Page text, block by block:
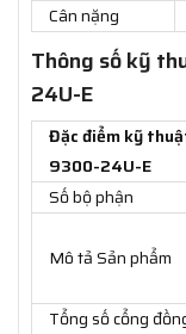
Cân nặng
Thông số kỹ
24U-E
Đặc điểm kỹ
9300-24U-E
Số bộ phận
Mô tả Sản phẩm
Tổng số cổng